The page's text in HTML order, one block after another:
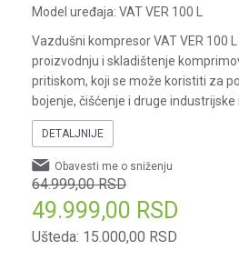
Model uređaja: VAT VER 100 L
Vazdušni kompresor VAT VER 100
proizvodnju i skladištenje
pritiskom, koji se može koristiti za
bojenje, čišćenje i druge
DETALJNIJE
64.999,00 RSD
49.999,00 RSD
Ušteda: 15.000,00 RSD
Obavesti me o sniženju